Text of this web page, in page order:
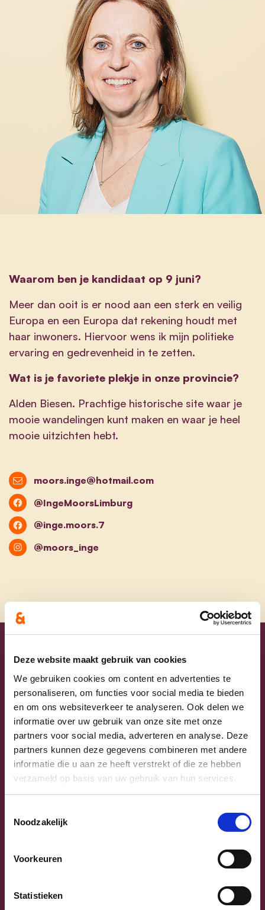
Deze website maakt gebruik van cookies
We gebruiken cookies om content en advertenties te
personaliseren, om functies voor social media te bieden
en om ons websiteverkeer te analyseren. Ook delen we
informatie over uw gebruik van onze site met onze
partners voor social media, adverteren en analyse. Deze
partners kunnen deze gegevens combineren met andere
informatie die u aan ze heeft verstrekt of die ze hebben
verzameld op basis van uw gebruik van hun services.
Noodzakelijk
Voorkeuren
Statistieken
Waarom ben je kandidaat op 9 juni?
Meer dan ooit is er nood aan een sterk en veilig
Europa en een Europa dat rekening houdt met
haar inwoners. Hiervoor wens ik mijn politieke
ervaring en gedrevenheid in te zetten.
Wat is je favoriete plekje in onze provincie?
Alden Biesen. Prachtige historische site waar je
mooie wandelingen kunt maken en waar je heel
mooie uitzichten hebt.
moors.inge@hotmail.com
@IngeMoorsLimburg
@inge.moors.7
@moors_inge
Uw lijsttrekkers